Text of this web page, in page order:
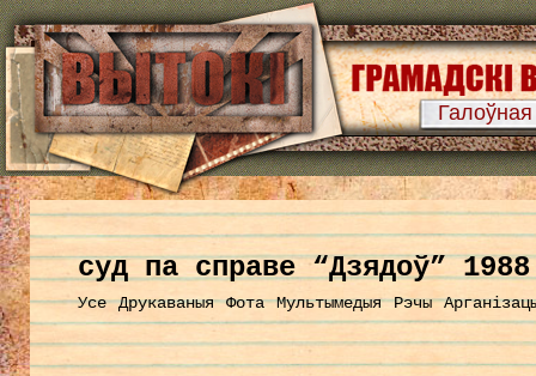
Галоўная
суд па справе “Дзядоў” 1988
Усе Друкаваныя Фота Мультымедыя Рэчы